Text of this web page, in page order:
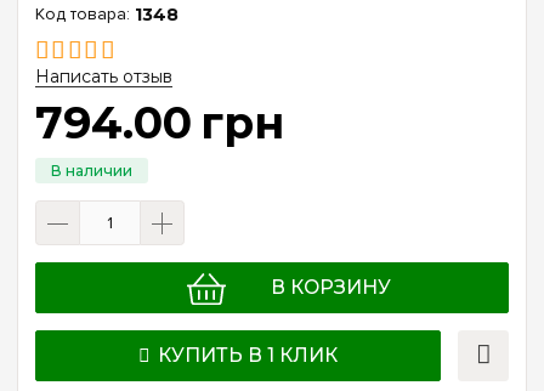
1348
Написать отзыв
794.00 грн
В КОРЗИНУ
КУПИТЬ В 1 КЛИК